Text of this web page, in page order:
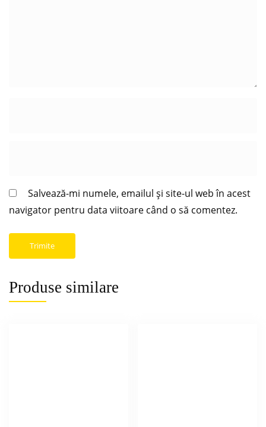
Salvează-mi numele, emailul și site-ul web în acest
navigator pentru data viitoare când o să comentez.
Produse similare